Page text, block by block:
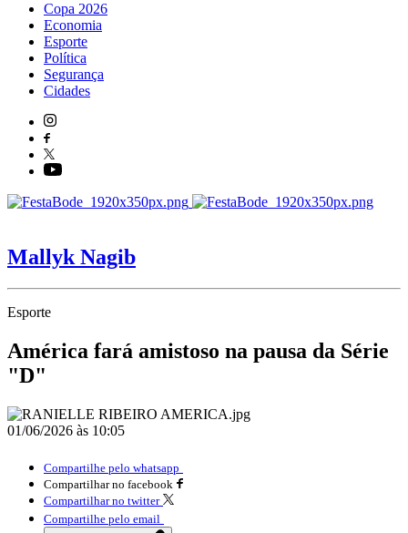
Copa 2026
Economia
Esporte
Política
Segurança
Cidades
Mallyk Nagib
Esporte
América fará amistoso na pausa da Série
"D"
01/06/2026 às 10:05
Compartilhe pelo whatsapp
Compartilhar no facebook
Compartilhar no twitter
Compartilhe pelo email